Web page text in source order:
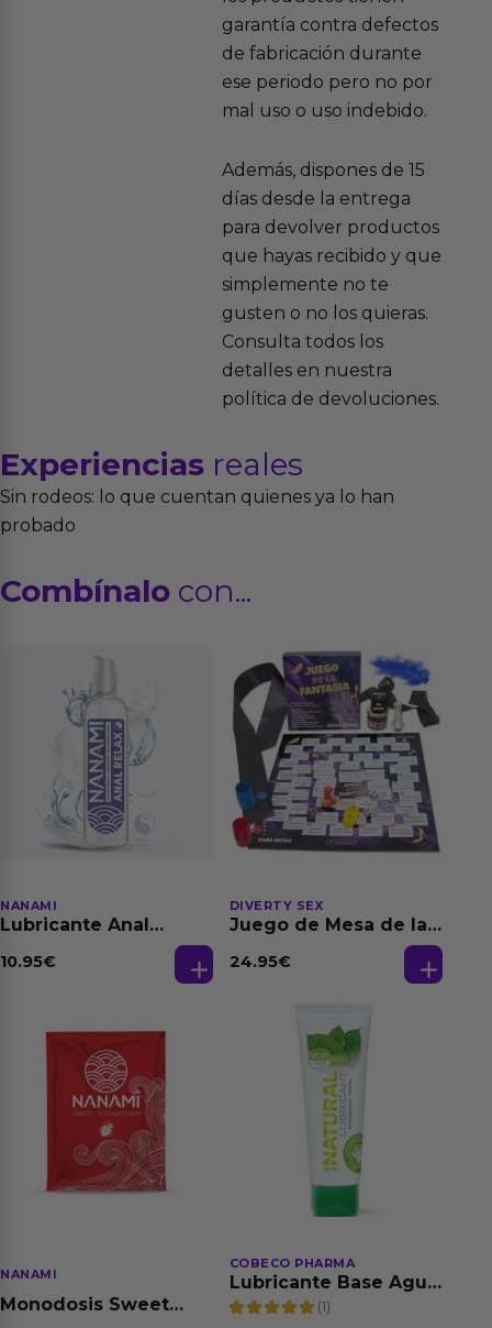
garantía contra defectos
de fabricación durante
ese periodo pero no por
mal uso o uso indebido.
Además, dispones de 15
días desde la entrega
para devolver productos
que hayas recibido y que
simplemente no te
gusten o no los quieras.
Consulta todos los
detalles en nuestra
política de devoluciones.
Experiencias reales
Sin rodeos: lo que cuentan quienes ya lo han
probado
Combínalo con...
NANAMI
Lubricante Anal
Dilatación Base Agua
10.95€
DIVERTY SEX
Juego de Mesa de las
24.95€
NANAMI
Monodosis Sweet
COBECO PHARMA
Lubricante Base Agua
100% Natural 125 ml
(1)